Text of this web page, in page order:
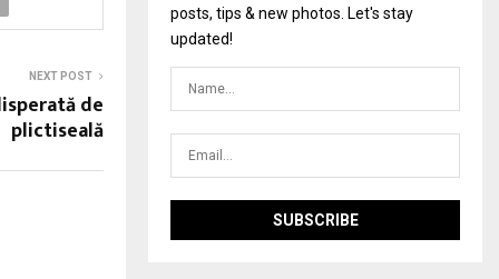
NEXT POST
de
plictiseală
posts, tips & new photos. Let's stay
updated!